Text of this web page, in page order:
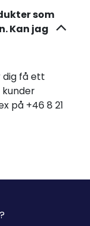
som
Kan jag
dig få ett
på +46 8 21